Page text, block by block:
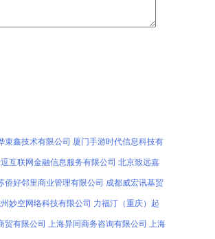
束鑫技术有限公司 厦门手游时代信息科技有
互联网金融信息服务有限公司 北京致远嘉
侨好邻里商业管理有限公司 成都威宏讯基贸
妙空网络科技有限公司 力福汀（重庆）起
贸有限公司 上海异同商务咨询有限公司 上海